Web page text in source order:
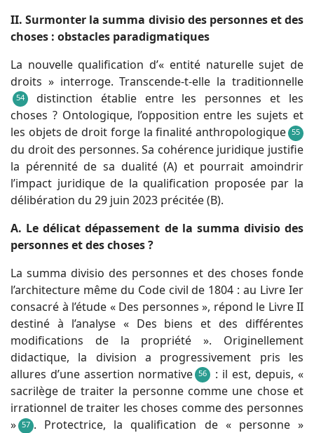
II. Surmonter la summa divisio des personnes et des
choses : obstacles paradigmatiques
La nouvelle qualification d’« entité naturelle sujet de
droits » interroge. Transcende-t-elle la traditionnelle
54
distinction établie entre les personnes et les
choses ? Ontologique, l’opposition entre les sujets et
les objets de droit forge la finalité anthropologique 55
du droit des personnes. Sa cohérence juridique justifie
la pérennité de sa dualité (A) et pourrait amoindrir
l’impact juridique de la qualification proposée par la
délibération du 29 juin 2023 précitée (B).
A. Le délicat dépassement de la summa divisio des
personnes et des choses ?
La summa divisio des personnes et des choses fonde
l’architecture même du Code civil de 1804 : au Livre Ier
consacré à l’étude « Des personnes », répond le Livre II
destiné à l’analyse « Des biens et des différentes
modifications de la propriété ». Originellement
didactique, la division a progressivement pris les
allures d’une assertion normative 56
: il est, depuis, «
sacrilège de traiter la personne comme une chose et
irrationnel de traiter les choses comme des personnes
» 57 . Protectrice, la qualification de « personne »